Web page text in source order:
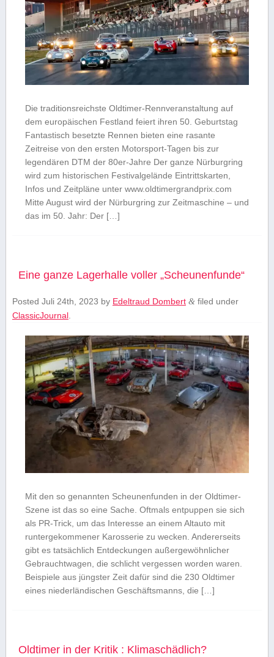
Die traditionsreichste Oldtimer-Rennveranstaltung auf
dem europäischen Festland feiert ihren 50. Geburtstag
Fantastisch besetzte Rennen bieten eine rasante
Zeitreise von den ersten Motorsport-Tagen bis zur
legendären DTM der 80er-Jahre Der ganze Nürburgring
wird zum historischen Festivalgelände Eintrittskarten,
Infos und Zeitpläne unter www.oldtimergrandprix.com
Mitte August wird der Nürburgring zur Zeitmaschine – und
das im 50. Jahr: Der […]
Eine ganze Lagerhalle voller „Scheunenfunde“
Posted Juli 24th, 2023 by Edeltraud Dombert &filed under
ClassicJournal.
Mit den so genannten Scheunenfunden in der Oldtimer-
Szene ist das so eine Sache. Oftmals entpuppen sie sich
als PR-Trick, um das Interesse an einem Altauto mit
runtergekommener Karosserie zu wecken. Andererseits
gibt es tatsächlich Entdeckungen außergewöhnlicher
Gebrauchtwagen, die schlicht vergessen worden waren.
Beispiele aus jüngster Zeit dafür sind die 230 Oldtimer
eines niederländischen Geschäftsmanns, die […]
Oldtimer in der Kritik : Klimaschädlich?